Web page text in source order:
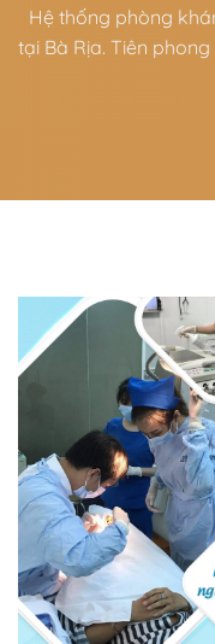
Hệ thống phòng
tại Bà Rịa. Tiên